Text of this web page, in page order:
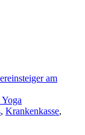
am
, Krankenkasse,